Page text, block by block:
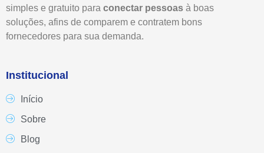
simples e gratuito para conectar pessoas à boas
soluções, afins de comparem e contratem bons
fornecedores para sua demanda.
Institucional
Início
Sobre
Blog